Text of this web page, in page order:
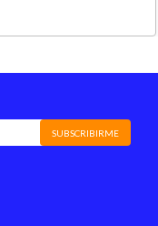
SUBSCRIBIRME